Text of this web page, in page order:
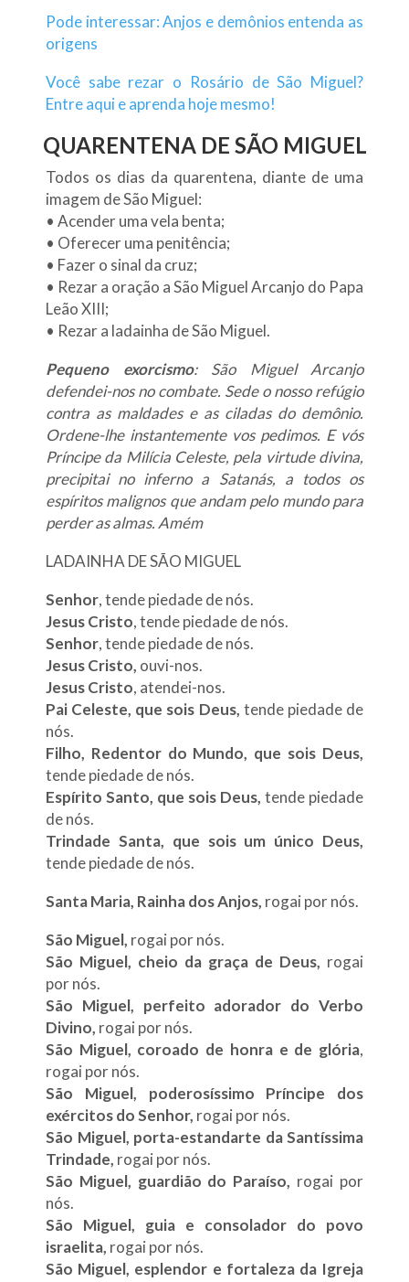
Pode interessar: Anjos e demônios entenda as
origens
Você sabe rezar o Rosário de São Miguel?
Entre aqui e aprenda hoje mesmo!
QUARENTENA DE SÃO MIGUEL
Todos os dias da quarentena, diante de uma
imagem de São Miguel:
• Acender uma vela benta;
• Oferecer uma penitência;
• Fazer o sinal da cruz;
• Rezar a oração a São Miguel Arcanjo do Papa
Leão XIII;
• Rezar a ladainha de São Miguel.
Pequeno exorcismo: São Miguel Arcanjo
defendei-nos no combate. Sede o nosso refúgio
contra as maldades e as ciladas do demônio.
Ordene-lhe instantemente vos pedimos. E vós
Príncipe da Milícia Celeste, pela virtude divina,
precipitai no inferno a Satanás, a todos os
espíritos malignos que andam pelo mundo para
perder as almas. Amém
LADAINHA DE SÃO MIGUEL
Senhor, tende piedade de nós.
Jesus Cristo, tende piedade de nós.
Senhor, tende piedade de nós.
Jesus Cristo, ouvi-nos.
Jesus Cristo, atendei-nos.
Pai Celeste, que sois Deus, tende piedade de
nós.
Filho, Redentor do Mundo, que sois Deus,
tende piedade de nós.
Espírito Santo, que sois Deus, tende piedade
de nós.
Trindade Santa, que sois um único Deus,
tende piedade de nós.
Santa Maria, Rainha dos Anjos, rogai por nós.
São Miguel, rogai por nós.
São Miguel, cheio da graça de Deus, rogai
por nós.
São Miguel, perfeito adorador do Verbo
Divino, rogai por nós.
São Miguel, coroado de honra e de glória,
rogai por nós.
São Miguel, poderosíssimo Príncipe dos
exércitos do Senhor, rogai por nós.
São Miguel, porta-estandarte da Santíssima
Trindade, rogai por nós.
São Miguel, guardião do Paraíso, rogai por
nós.
São Miguel, guia e consolador do povo
israelita, rogai por nós.
São Miguel, esplendor e fortaleza da Igreja